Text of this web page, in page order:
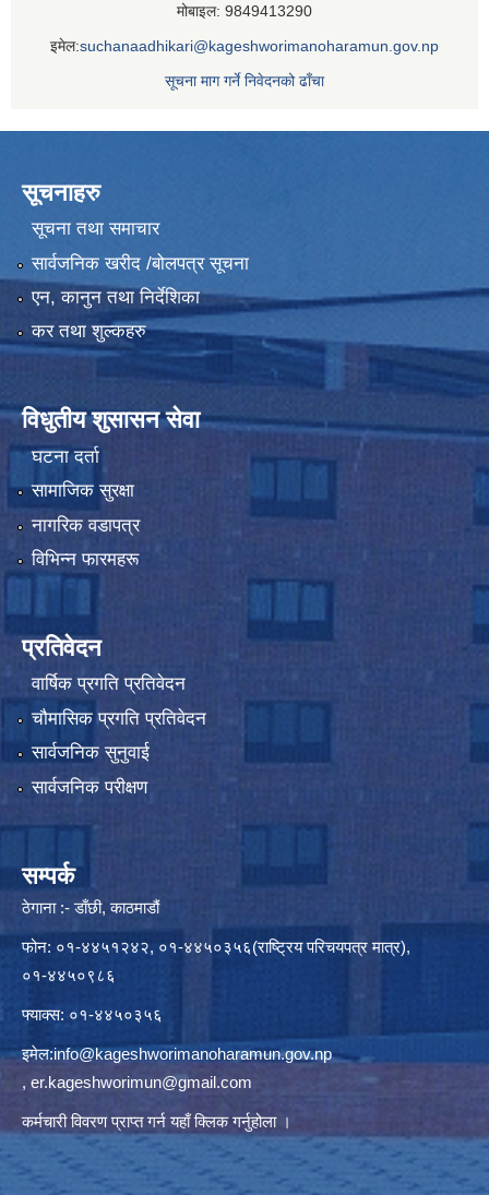
मोबाइल: 9849413290
इमेल:suchanaadhikari@kageshworimanoharamun.gov.np
सूचना माग गर्ने निवेदनको ढाँचा
सूचनाहरु
सूचना तथा समाचार
सार्वजनिक खरीद /बोलपत्र सूचना
एन, कानुन तथा निर्देशिका
कर तथा शुल्कहरु
विधुतीय शुसासन सेवा
घटना दर्ता
सामाजिक सुरक्षा
नागरिक वडापत्र
विभिन्न फारमहरू
प्रतिवेदन
वार्षिक प्रगति प्रतिवेदन
चौमासिक प्रगति प्रतिवेदन
सार्वजनिक सुनुवाई
सार्वजनिक परीक्षण
सम्पर्क
ठेगाना :- डाँछी, काठमाडौं
फोन: ०१-४४५१२४२, ०१-४४५०३५६(राष्ट्रिय परिचयपत्र मात्र),
०१-४४५०९८६
फ्याक्स: ०१-४४५०३५६
इमेल:info@kageshworimanoharamun.gov.np
, er.kageshworimun@gmail.com
कर्मचारी विवरण प्राप्त गर्नयहाँ क्लिकगर्नुहोला ।